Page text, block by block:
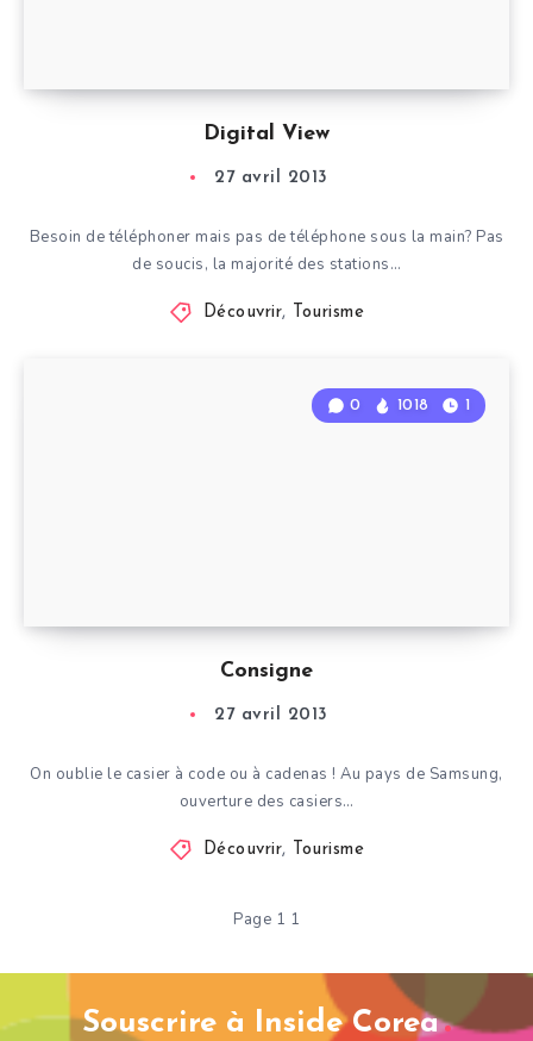
Digital View
27 avril 2013
Besoin de téléphoner mais pas de téléphone sous la main? Pas
de soucis, la majorité des stations…
Découvrir, Tourisme
Consigne
0 1018 1
27 avril 2013
On oublie le casier à code ou à cadenas ! Au pays de Samsung,
ouverture des casiers…
Découvrir, Tourisme
Page 1 1
Souscrire à Inside Corea